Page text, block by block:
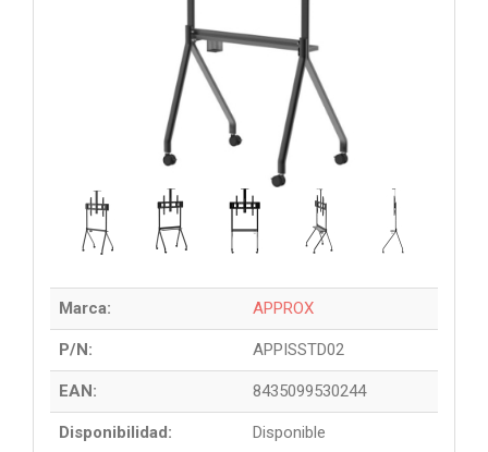
Marca: APPROX
P/N: APPISSTD02
EAN: 8435099530244
Disponibilidad: Disponible